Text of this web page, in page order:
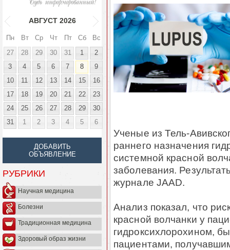
АВГУСТ 2026
Пн Вт Ср Чт Пт Сб
Вс
27
28 29 30 31 1
2
3
4 5 6 7 8
9
10
11 12 13 14 15
16
17
18 19 20 21 22
23
24
25 26 27 28 29
30
31
1 2 3 4 5 6
ДОБАВИТЬ
ОБЪЯВЛЕНИЕ
РУБРИКИ
Научная медицина
Болезни
Традиционная медицина
Здоровый образ жизни
Ученые из Тель-
раннего назначения
системной красной
заболевания.
журнале JAAD.
Анализ показал, что
красной волчанки у
гидроксихлорохином,
пациентами,